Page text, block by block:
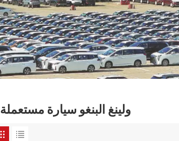
ولينغ البنغو سيارة مستعملة